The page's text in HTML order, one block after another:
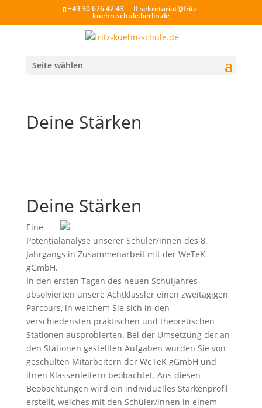
+49 30 676 42 43 sekretariat@fritz-
kuehn.schule.berlin.de
Seite wählen
Deine Stärken
Deine Stärken
Eine
Potentialanalyse unserer Schüler/innen des 8.
Jahrgangs in Zusammenarbeit mit der WeTeK
gGmbH.
In den ersten Tagen des neuen Schuljahres
absolvierten unsere Achtklässler einen zweitägigen
Parcours, in welchem Sie sich in den
verschiedensten praktischen und theoretischen
Stationen ausprobierten. Bei der Umsetzung der an
den Stationen gestellten Aufgaben wurden Sie von
geschulten Mitarbeitern der WeTeK gGmbH und
ihren Klassenleitern beobachtet. Aus diesen
Beobachtungen wird ein individuelles Stärkenprofil
erstellt, welches mit den Schüler/innen in einem